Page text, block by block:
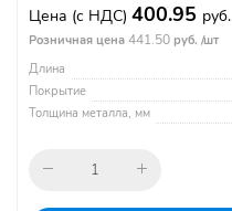
Цена (с НДС) 400.95 руб.
Розничная цена 441.50 руб. /шт
Длина
Покрытие
Толщина металла, мм